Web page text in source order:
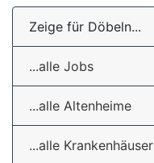
Zeige für Döbeln...
...alle Jobs
...alle Altenheime
...alle Krankenhäuser